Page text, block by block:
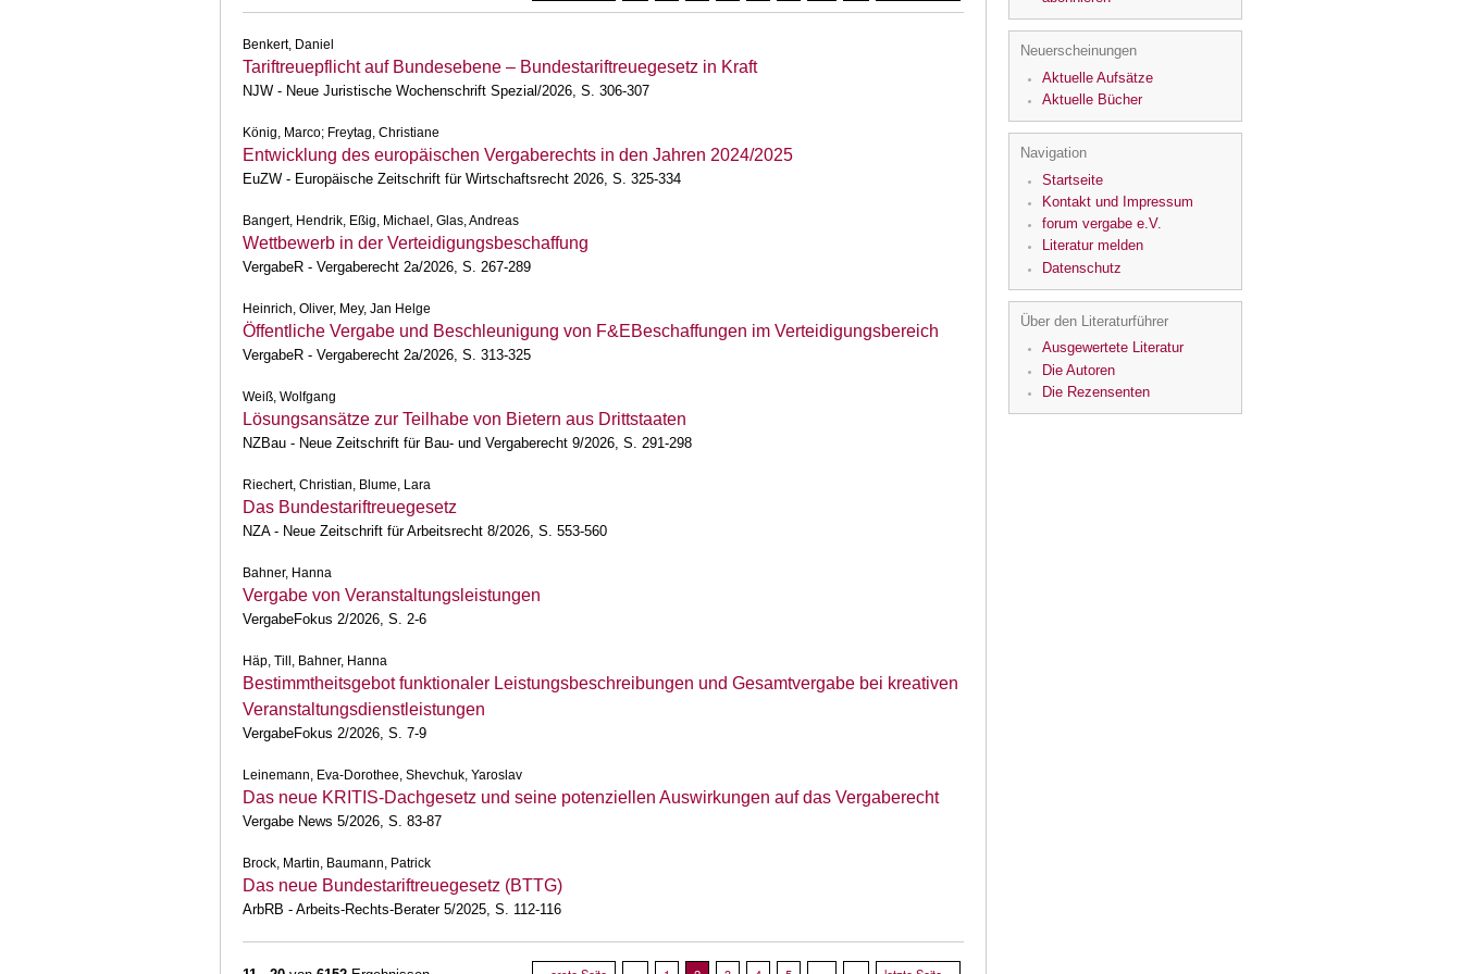
Benkert, Daniel
Tariftreuepflicht auf Bundesebene – Bundestariftreuegesetz in Kraft
NJW - Neue Juristische Wochenschrift Spezial/2026, S. 306-307
König, Marco; Freytag, Christiane
Entwicklung des europäischen Vergaberechts in den Jahren 2024/2025
EuZW - Europäische Zeitschrift für Wirtschaftsrecht 2026, S. 325-334
Bangert, Hendrik, Eßig, Michael, Glas, Andreas
Wettbewerb in der Verteidigungsbeschaffung
VergabeR - Vergaberecht 2a/2026, S. 267-289
Heinrich, Oliver, Mey, Jan Helge
Öffentliche Vergabe und Beschleunigung von F&EBeschaffungen im Verteidigungsbereich
VergabeR - Vergaberecht 2a/2026, S. 313-325
Weiß, Wolfgang
Lösungsansätze zur Teilhabe von Bietern aus Drittstaaten
NZBau - Neue Zeitschrift für Bau- und Vergaberecht 9/2026, S. 291-298
Riechert, Christian, Blume, Lara
Das Bundestariftreuegesetz
NZA - Neue Zeitschrift für Arbeitsrecht 8/2026, S. 553-560
Bahner, Hanna
Vergabe von Veranstaltungsleistungen
VergabeFokus 2/2026, S. 2-6
Häp, Till, Bahner, Hanna
Bestimmtheitsgebot funktionaler Leistungsbeschreibungen und Gesamtvergabe bei kreativen
Veranstaltungsdienstleistungen
VergabeFokus 2/2026, S. 7-9
Leinemann, Eva-Dorothee, Shevchuk, Yaroslav
Das neue KRITIS-Dachgesetz und seine potenziellen Auswirkungen auf das Vergaberecht
Vergabe News 5/2026, S. 83-87
Brock, Martin, Baumann, Patrick
Das neue Bundestariftreuegesetz (BTTG)
ArbRB - Arbeits-Rechts-Berater 5/2025, S. 112-116
Seitennummerierung
Neuerscheinungen
Aktuelle Aufsätze
Aktuelle Bücher
Navigation
Startseite
Kontakt und Impressum
forum vergabe e.V.
Literatur melden
Datenschutz
Über den Literaturführer
Ausgewertete Literatur
Die Autoren
Die Rezensenten